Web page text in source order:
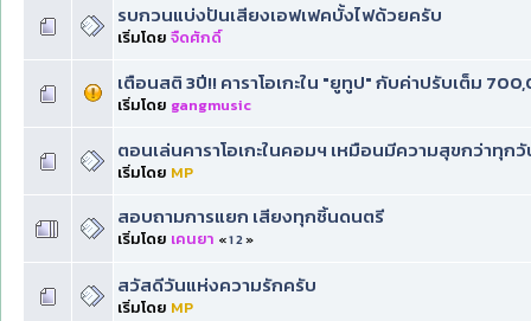
รบกวนแบ่งปันเสียงเอฟเฟคบั้งไฟด้วยครับ
เริ่มโดย จืดศักดิ์
เตือนสติ 3ปี!! คาราโอเกะใน "ยูทูป" กับค่าปรับเต็ม
เริ่มโดย gangmusic
ตอนเล่นคาราโอเกะในคอมฯ เหมือนมีความสุขกว่าทุก
เริ่มโดย MP
สอบถามการแยก เสียงทุกชิ้นดนตรี
เริ่มโดย เคนยา «12»
สวัสดีวันแห่งความรักครับ
เริ่มโดย MP